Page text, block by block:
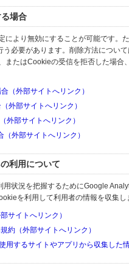
場合
により無効にすることが可能です。
必要があります。削除方法につい
またはCookieの受信を拒否した場合
（外部サイトへリンク）
外部サイトへリンク）
外部サイトへリンク）
（外部サイトへリンク）
利用について
状況を把握するためにGoogle
を利用して利用者の情報を収集
サイトへリンク）
約（外部サイトへリンク）
用するサイトやアプリから収集した